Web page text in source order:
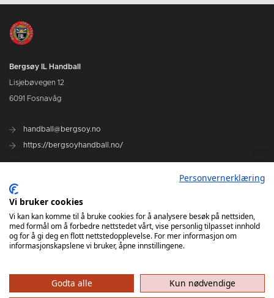
Bergsøy IL Handball
Lisjebøvegen 12
6091 Fosnavåg
handball@bergsoy.no
https://bergsoyhandball.no/
Kjøp billett
Personvernerklæring
Vi bruker cookies
Vi kan kan komme til å bruke cookies for å analysere besøk på nettsiden,
med formål om å forbedre nettstedet vårt, vise personlig tilpasset innhold
og for å gi deg en flott nettstedopplevelse. For mer informasjon om
informasjonskapslene vi bruker, åpne innstillingene.
Godta alle Kun nødvendige